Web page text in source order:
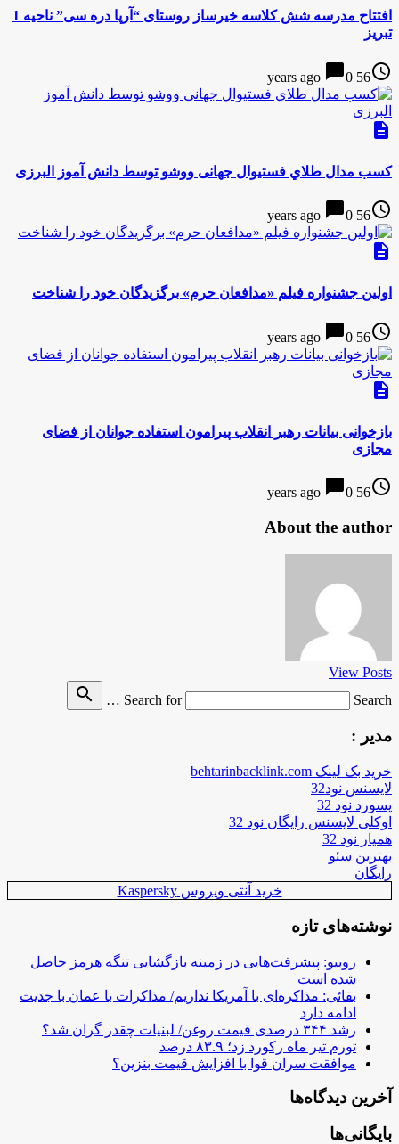
افتتاح مدرسه شش کلاسه خیرساز روستای “آرپا دره سی” ناحیه 1
تبریز
access_time
56 years ago
chat_bubble0
description
كسب مدال طلاي فستیوال جهانی ووشو توسط دانش آموز البرزی
access_time
56 years ago
chat_bubble0
description
اولین جشنواره فیلم «مدافعان حرم» برگزیدگان خود را شناخت
access_time
56 years ago
chat_bubble0
description
بازخوانی بیانات رهبر انقلاب پیرامون استفاده جوانان از فضای
مجازی
access_time
56 years ago
chat_bubble0
About the author
View Posts
Search for
Search …
search
مدیر :
خرید بک لینک behtarinbacklink.com
لایسنس نود32
پسورد نود 32
اوکلی لایسنس رایگان نود 32
همیار نود 32
بهترین سئو
رایگان
خرید آنتی ویروس Kaspersky
نوشته‌های تازه
روبیو: پیشرفت‌هایی در زمینه بازگشایی تنگه هرمز حاصل
شده است
بقائی: مذاکره‌ای با آمریکا نداریم/ مذاکرات با عمان با جدیت
ادامه دارد
رشد ۳۴۴ درصدی قیمت روغن/ لبنیات چقدر گران شد؟
تورم تیر ماه رکورد زد؛ ۸۳.۹ درصد
موافقت سران قوا با افزایش قیمت بنزین؟
آخرین دیدگاه‌ها
بایگانی‌ها